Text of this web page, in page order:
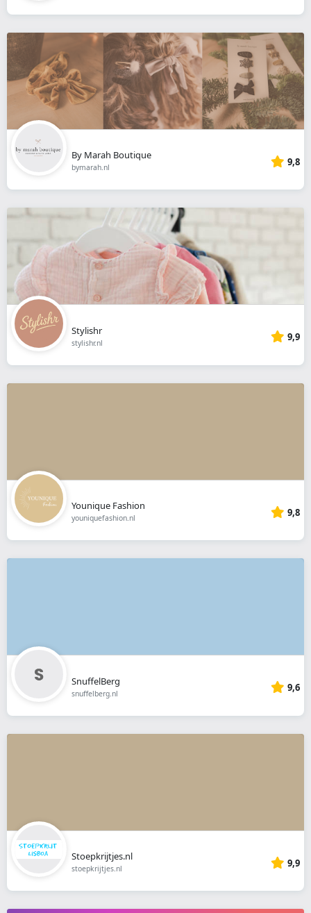
By Marah Boutique
bymarah.nl 9,8
Stylishr
stylishr.nl 9,9
Younique Fashion
youniquefashion.nl 9,8
SnuffelBerg
snuffelberg.nl 9,6
Stoepkrijtjes.nl
stoepkrijtjes.nl 9,9